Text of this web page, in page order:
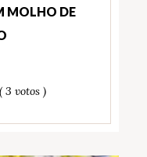
MOLHO DE
( 3 votos )